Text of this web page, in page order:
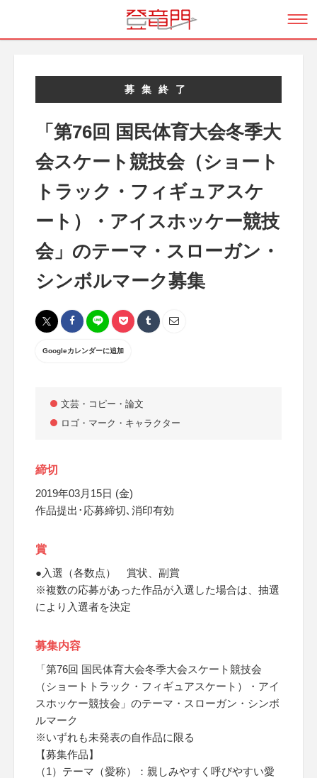
募集終了
「第76回 国民体育大会冬季大
会スケート競技会（ショート
トラック・フィギュアスケ
ート）・アイスホッケー競技
会」のテーマ・スローガン・
シンボルマーク募集
Googleカレンダーに追加
文芸・コピー・論文
ロゴ・マーク・キャラクター
締切
2019年03月15日 (金)
作品提出･応募締切､消印有効
賞
●入選（各数点） 賞状、副賞
※複数の応募があった作品が入選した場合は、抽選
により入選者を決定
募集内容
「第76回 国民体育大会冬季大会スケート競技会
（ショートトラック・フィギュアスケート）・アイ
スホッケー競技会」のテーマ・スローガン・シンボ
ルマーク
※いずれも未発表の自作品に限る
【募集作品】
（1）テーマ（愛称）：親しみやすく呼びやすい愛